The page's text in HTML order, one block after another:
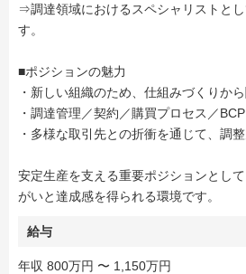
⇒調達領域におけるスペシャリストと
す。
■ポジションの魅力
・新しい組織のため、仕組みづくりか
・調達管理／契約／購買プロセス／
・多様な取引先との折衝を通じて、調
安定生産を支える重要ポジションとし
がいと達成感を得られる環境です。
給与
年収 800万円 〜 1,150万円